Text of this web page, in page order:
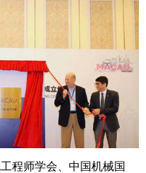
程师学会、中国机械国